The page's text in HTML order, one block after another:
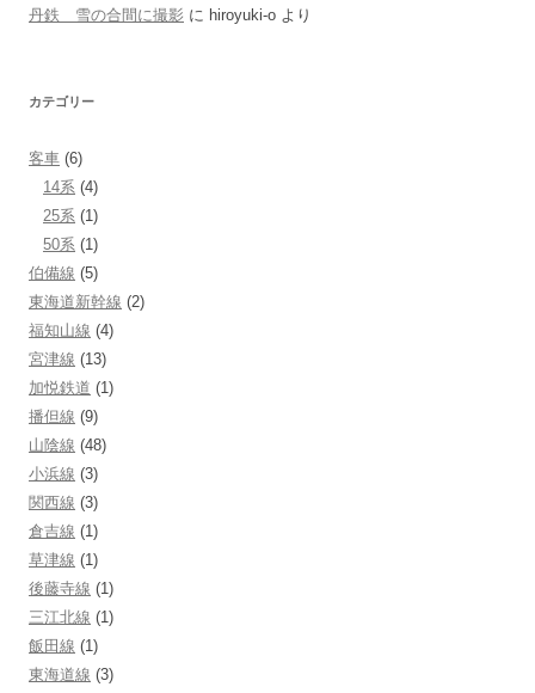
丹鉄 雪の合間に撮影 に hiroyuki-o より
カテゴリー
客車 (6)
14系 (4)
25系 (1)
50系 (1)
伯備線 (5)
東海道新幹線 (2)
福知山線 (4)
宮津線 (13)
加悦鉄道 (1)
播但線 (9)
山陰線 (48)
小浜線 (3)
関西線 (3)
倉吉線 (1)
草津線 (1)
後藤寺線 (1)
三江北線 (1)
飯田線 (1)
東海道線 (3)